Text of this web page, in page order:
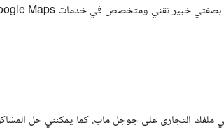
ملفك التجارى على جوجل ماب. كما يمكنني حل